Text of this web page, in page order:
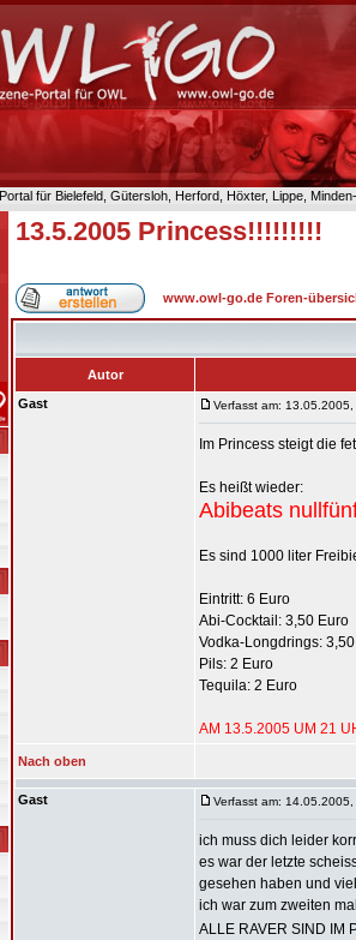
für Bielefeld, Gütersloh, Herford, Höxter, Lippe,
13.5.2005 Princess!!!!!!!!!
www.owl-go.de Foren-
Autor
Gast
Verfasst am:
Im Princess steigt die
Es heißt wieder:
Abibeats
Es sind 1000 liter
Eintritt: 6 Euro
Abi-Cocktail: 3,50 Euro
Vodka-Longdrings:
Pils: 2 Euro
Tequila: 2 Euro
AM 13.5.2005 UM 21
Nach oben
Gast Verfasst am:
ich muss dich leider
es war der letzte
gesehen haben und
ich war zum zweiten
ALLE RAVER SIND IM